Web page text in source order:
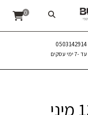
0
0503142914
עד -7 ימי עסקים